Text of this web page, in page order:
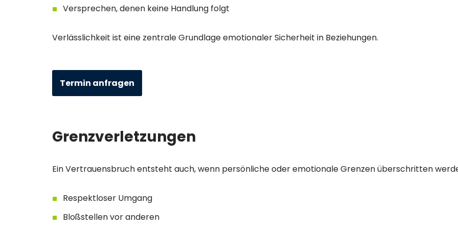
Versprechen, denen keine Handlung folgt
Verlässlichkeit ist eine zentrale Grundlage emotionaler Sicherheit in Beziehungen.
Termin anfragen
Grenzverletzungen
Ein Vertrauensbruch entsteht auch, wenn persönliche oder emotionale Grenzen überschritten
Respektloser Umgang
Bloßstellen vor anderen